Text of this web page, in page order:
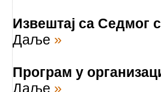
Извештај са Седмог
Даље »
Програм у
Даље »